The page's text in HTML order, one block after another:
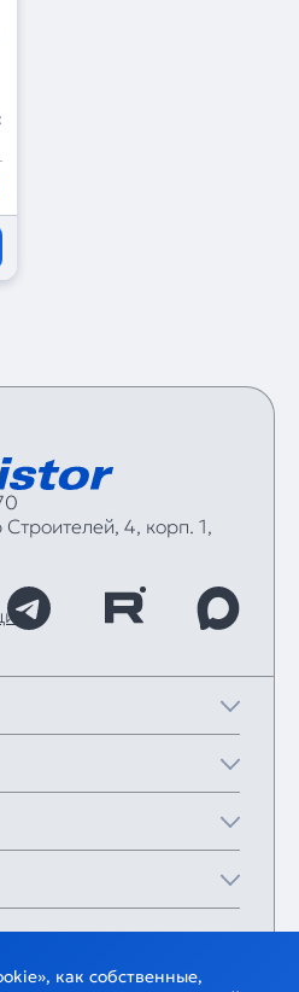
Строителей, 4, корп. 1,
как собственные,